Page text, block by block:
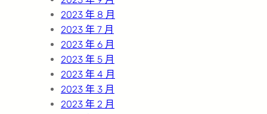
2023 年 8 月
2023 年 7 月
2023 年 6 月
2023 年 5 月
2023 年 4 月
2023 年 3 月
2023 年 2 月